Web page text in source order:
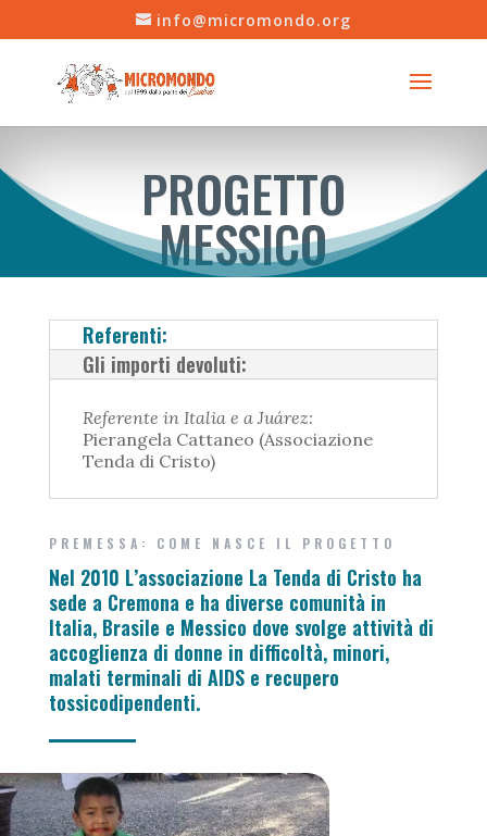
info@micromondo.org
PROGETTO
MESSICO
Referenti:
Gli importi devoluti:
Referente in Italia e a Juárez:
Pierangela Cattaneo (Associazione
Tenda di Cristo)
PREMESSA: COME NASCE IL PROGETTO
Nel 2010 L’associazione La Tenda di Cristo ha
sede a Cremona e ha diverse comunità in
Italia, Brasile e Messico dove svolge attività di
accoglienza di donne in difficoltà, minori,
malati terminali di AIDS e recupero
tossicodipendenti.